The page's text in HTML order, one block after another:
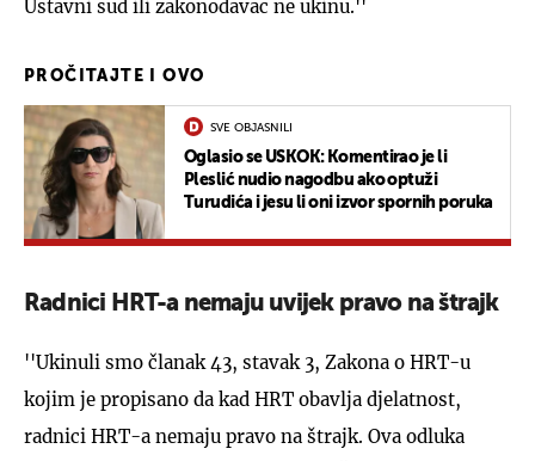
Ustavni sud ili zakonodavac ne ukinu.''
PROČITAJTE I OVO
SVE OBJASNILI
Oglasio se USKOK: Komentirao je li
Pleslić nudio nagodbu ako optuži
Turudića i jesu li oni izvor spornih poruka
Radnici HRT-a nemaju uvijek pravo na štrajk
''Ukinuli smo članak 43, stavak 3, Zakona o HRT-u
kojim je propisano da kad HRT obavlja djelatnost,
radnici HRT-a nemaju pravo na štrajk. Ova odluka
UKLJUČITE NOTIFIKACIJE